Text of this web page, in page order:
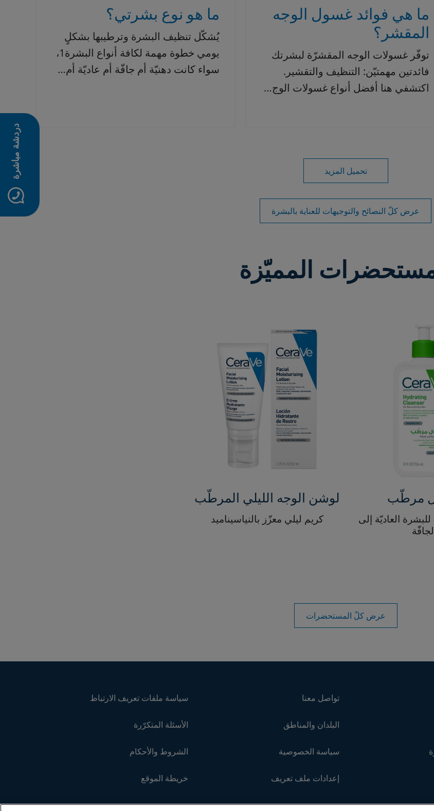
دردشة مباشرة
ما هي فوائد غسول الوجه
المقشر؟
توفّر غسولات الوجه المقشرّة لبشرتك
فائدتين مهمتيّن: التنظيف والتقشير.
اكتشفي هنا أفضل أنواع غسولات الوج…
ما هو نوع بشرتي؟
يُشكّل تنظيف البشرة وترطيبها بشكلٍ
يومي خطوة مهمة لكافة أنواع البشرة1،
سواء كانت دهنيّة أم جافّة أم عاديّة أم…
تحميل المزيد
عرض كلّ النصائح والتوجيهات للعناية بالبشرة
المميّزة
مرطّب
العاديّة إلى
لوشن الوجه الليلي المرطّب
كريم ليلي معزّز بالنياسيناميد
عرض كلّ المستحضرات
تواصل معنا سياسة ملفات تعريف الارتباط
البلدان والمناطق الأسئلة المتكرّرة
سياسة الخصوصية الشروط والأحكام
إعدادات ملف تعريف خريطة الموقع